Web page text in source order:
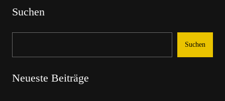
Suchen
Suchen
Neueste Beiträge